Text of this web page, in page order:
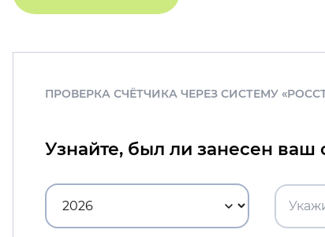
ПРОВЕРКА СЧЁТЧИКА ЧЕРЕЗ СИСТЕМУ
Узнайте, был ли занесен